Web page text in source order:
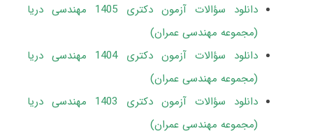
دانلود سؤالات آزمون دکتری 1405 مهندسی دریا
(مجموعه مهندسی عمران)
دانلود سؤالات آزمون دکتری 1404 مهندسی دریا
(مجموعه مهندسی عمران)
دانلود سؤالات آزمون دکتری 1403 مهندسی دریا
(مجموعه مهندسی عمران)